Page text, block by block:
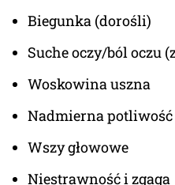
Biegunka (dorośli)
Suche oczy/ból oczu
Woskowina uszna
Nadmierna
Wszy głowowe
Niestrawność i zgaga